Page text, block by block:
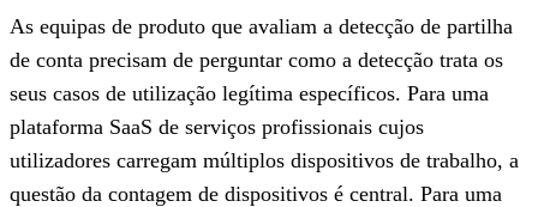
As equipas de produto que avaliam a detecção de partilha
de conta precisam de perguntar como a detecção trata os
seus casos de utilização legítima específicos. Para uma
plataforma SaaS de serviços profissionais cujos
utilizadores carregam múltiplos dispositivos de trabalho, a
questão da contagem de dispositivos é central. Para uma